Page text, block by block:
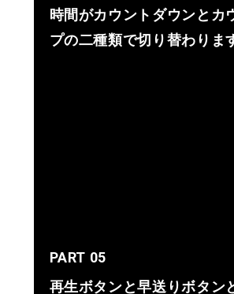
時間がカウントダウンとカ
プの二種類で切り替わりま
PART 05
再生ボタンと早送りボタン